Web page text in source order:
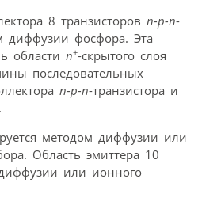
8 транзисторов n-p-n-
диффузии фосфора. Эта
области n+-скрытого слоя
последовательных
n-p-n-транзистора и
методом диффузии или
Область эмиттера 10
или ионного